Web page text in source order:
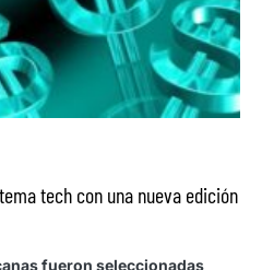
tech con una nueva edición
fueron seleccionadas